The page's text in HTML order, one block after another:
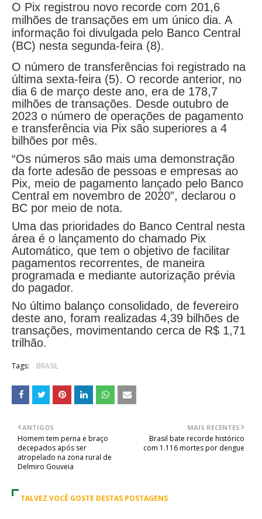
O Pix registrou novo recorde com 201,6
milhões de transações em um único dia. A
informação foi divulgada pelo Banco Central
(BC) nesta segunda-feira (8).
O número de transferências foi registrado na
última sexta-feira (5). O recorde anterior, no
dia 6 de março deste ano, era de 178,7
milhões de transações. Desde outubro de
2023 o número de operações de pagamento
e transferência via Pix são superiores a 4
bilhões por mês.
“Os números são mais uma demonstração
da forte adesão de pessoas e empresas ao
Pix, meio de pagamento lançado pelo Banco
Central em novembro de 2020”, declarou o
BC por meio de nota.
Uma das prioridades do Banco Central nesta
área é o lançamento do chamado Pix
Automático, que tem o objetivo de facilitar
pagamentos recorrentes, de maneira
programada e mediante autorização prévia
do pagador.
No último balanço consolidado, de fevereiro
deste ano, foram realizadas 4,39 bilhões de
transações, movimentando cerca de R$ 1,71
trilhão.
Tags: BRASIL
MAIS RECENTES
Brasil bate recorde histórico
com 1.116 mortes por dengue
ANTIGOS
Homem tem perna e braço
decepados após ser
atropelado na zona rural de
Delmiro Gouveia
TALVEZ VOCÊ GOSTE DESTAS POSTAGENS